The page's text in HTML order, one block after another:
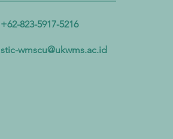
Sumber Daya Plastik
+62-823-5917-5216
stic-wmscu@ukwms.ac.id